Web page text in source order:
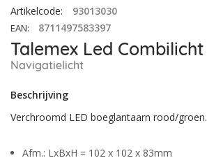
Artikelcode: 93013030
EAN: 8711497583397
Talemex Led Combilicht
Navigatielicht
Beschrijving
Verchroomd LED boeglantaarn rood/groen.
Afm.: LxBxH = 102 x 102 x 83mm